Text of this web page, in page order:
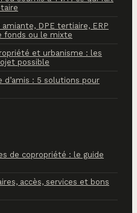
DPE tertiaire, ERP
fonds ou le mixte
et urbanisme : les
possible
d’amis : 5 solutions pour
de copropriété : le guide
accès, services et bons